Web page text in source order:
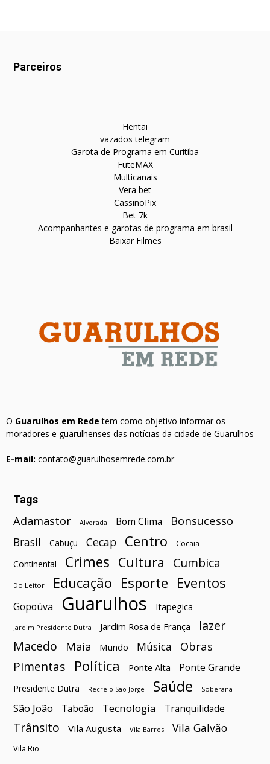
Parceiros
Hentai
vazados telegram
Garota de Programa em Curitiba
FuteMAX
Multicanais
Vera bet
CassinoPix
Bet 7k
Acompanhantes e garotas de programa em brasil
Baixar Filmes
O Guarulhos em Rede tem como objetivo informar os
moradores e guarulhenses das notícias da cidade de Guarulhos
E-mail: contato@guarulhosemrede.com.br
Tags
Adamastor Alvorada Bom Clima Bonsucesso
Brasil Cabuçu Cecap Centro Cocaia
Continental Crimes Cultura Cumbica
Do Leitor Educação Esporte Eventos
Gopoúva Guarulhos Itapegica
Jardim Presidente Dutra Jardim Rosa de França
lazer
Macedo
Maia Mundo Música Obras
Pimentas Política Ponte Alta Ponte Grande
Presidente Dutra Recreio São Jorge Saúde Soberana
São João Taboão Tecnologia Tranquilidade
Trânsito Vila Augusta Vila Barros Vila Galvão
Vila Rio